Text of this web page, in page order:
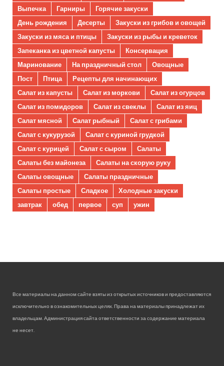
Выпечка
Гарниры
Горячие закуски
День рождения
Десерты
Закуски из грибов и овощей
Закуски из мяса и птицы
Закуски из рыбы и креветок
Запеканка из цветной капусты
Консервация
Маринование
На праздничный стол
Овощные
Пост
Птица
Рецепты для начинающих
Салат из капусты
Салат из моркови
Салат из огурцов
Салат из помидоров
Салат из свеклы
Салат из яиц
Салат мясной
Салат рыбный
Салат с грибами
Салат с кукурузой
Салат с куриной грудкой
Салат с курицей
Салат с сыром
Салаты
Салаты без майонеза
Салаты на скорую руку
Салаты овощные
Салаты праздничные
Салаты простые
Сладкое
Холодные закуски
завтрак
обед первое суп ужин
Все материалы на данном сайте взяты из открытых источников и предоставляются
исключительно в ознакомительных целях. Права на материалы принадлежат их
владельцам. Администрация сайта ответственности за содержание материала
не несет.